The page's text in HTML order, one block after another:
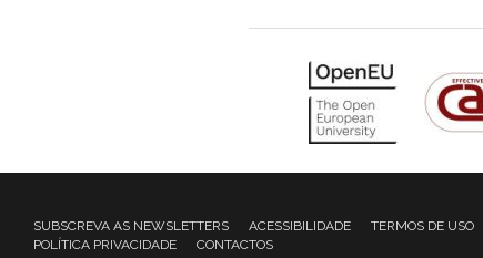
SUBSCREVA AS NEWSLETTERS ACESSIBILIDADE TERMOS DE USO
POLÍTICA PRIVACIDADE
CONTACTOS